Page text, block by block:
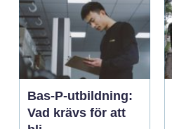
Bas-P-utbildning:
Vad krävs för att